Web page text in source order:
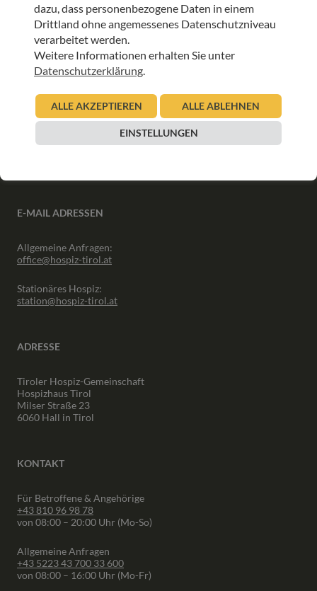
INFORMATIONEN
Downloads
Interner Bereich
Partner
E-MAIL ADRESSEN
Allgemeine Anfragen:
office@hospiz-tirol.at
Stationäres Hospiz:
station@hospiz-tirol.at
ADRESSE
Tiroler Hospiz-Gemeinschaft
Hospizhaus Tirol
Milser Straße 23
6060 Hall in Tirol
KONTAKT
Für Betroffene & Angehörige
+43 810 96 98 78
von 08:00 – 20:00 Uhr (Mo-So)
Allgemeine Anfragen
+43 5223 43 700 33 600
von 08:00 – 16:00 Uhr (Mo-Fr)
dazu, dass personenbezogene Daten in einem
Drittland ohne angemessenes Datenschutzniveau
verarbeitet werden.
Weitere Informationen erhalten Sie unter
Datenschutzerklärung.
ALLE AKZEPTIEREN ALLE ABLEHNEN
EINSTELLUNGEN